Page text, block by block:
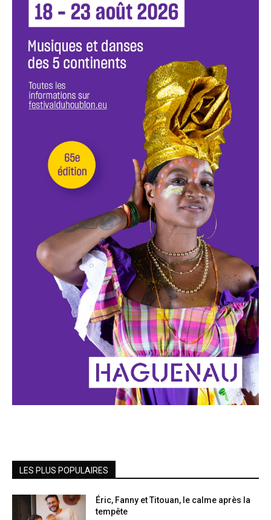
LES PLUS POPULAIRES
Éric, Fanny et Titouan, le calme après la
tempête